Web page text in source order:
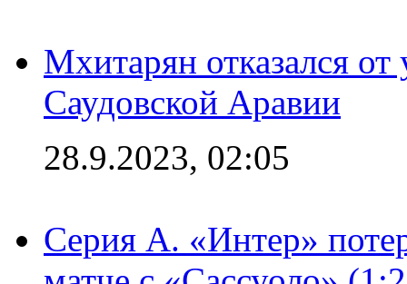
Мхитарян отказался от
Саудовской Аравии
28.9.2023, 02:05
Серия А. «Интер»